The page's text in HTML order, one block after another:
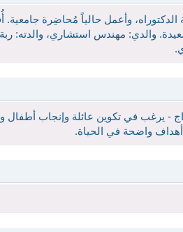
وأعمل حالياً مُحاضِرة جامعية.
والدي: مهندس استشاري، والدته:
- يرغب في تكوين عائلة وإنجاب أطفال
أهداف واضحة في الحياة.